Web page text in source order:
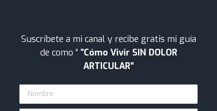
Suscríbete a mi canal y recibe gratis mi guía
de como “ “Cómo Vivir SIN DOLOR
ARTICULAR”